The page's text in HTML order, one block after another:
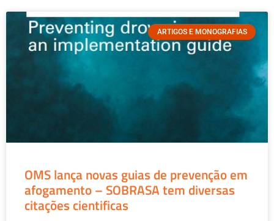
ARTIGOS E MONOGRAFIAS
OMS lança novas guias de prevenção em
afogamento – SOBRASA tem diversas
citações cientificas